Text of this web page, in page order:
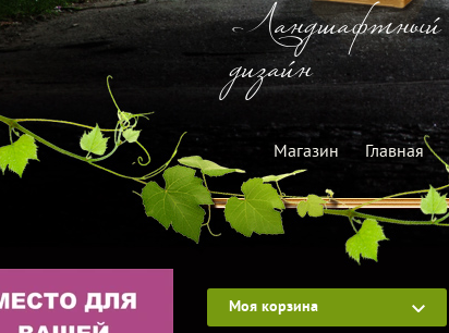
Ландшафтный
дизайн
Магазин Главная
Моя корзина